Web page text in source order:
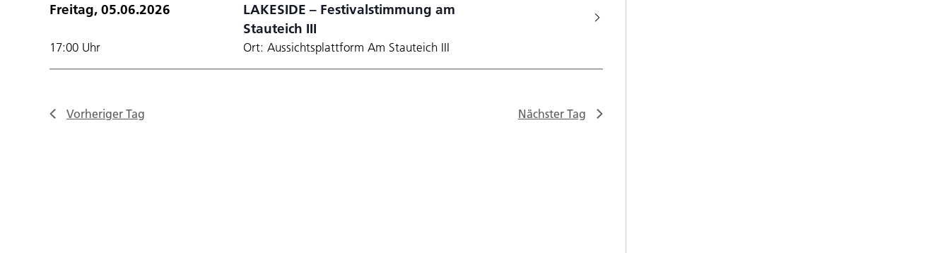
Freitag, 05.06.2026
LAKESIDE – Festivalstimmung am
Stauteich III
17:00 Uhr Ort: Aussichtsplattform Am Stauteich III
Vorheriger Tag Nächster Tag